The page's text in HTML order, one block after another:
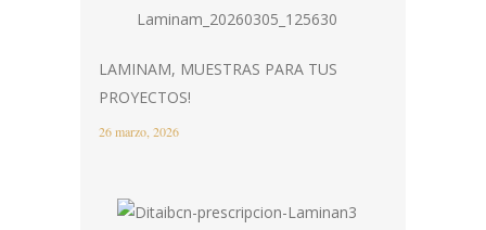
LAMINAM, MUESTRAS PARA TUS
PROYECTOS!
26 marzo, 2026